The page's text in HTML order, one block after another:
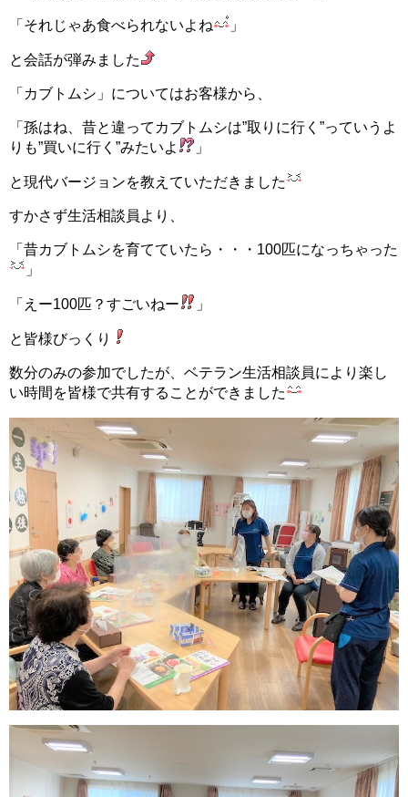
「それじゃあ食べられないよね 」
と会話が弾みました
「カブトムシ」についてはお客様から、
「孫はね、昔と違ってカブトムシは”取りに行く”っていうよ
りも”買いに行く”みたいよ
」
と現代バージョンを教えていただきました
すかさず生活相談員より、
「昔カブトムシを育てていたら・・・100匹になっちゃった
」
「えー100匹？すごいねー 」
と皆様びっくり
数分のみの参加でしたが、ベテラン生活相談員により楽し
い時間を皆様で共有することができました